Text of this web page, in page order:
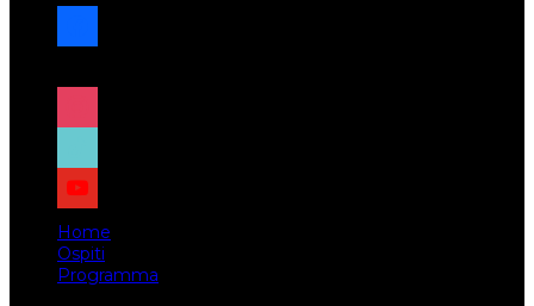
facebook
x
instagram
tiktok
youtube
Home
Ospiti
Programma